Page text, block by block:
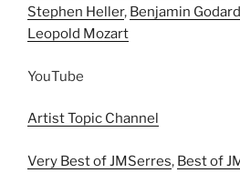
Stephen Heller, Benjamin Godard
Leopold Mozart
YouTube
Artist Topic Channel
Very Best of JMSerres, Best of